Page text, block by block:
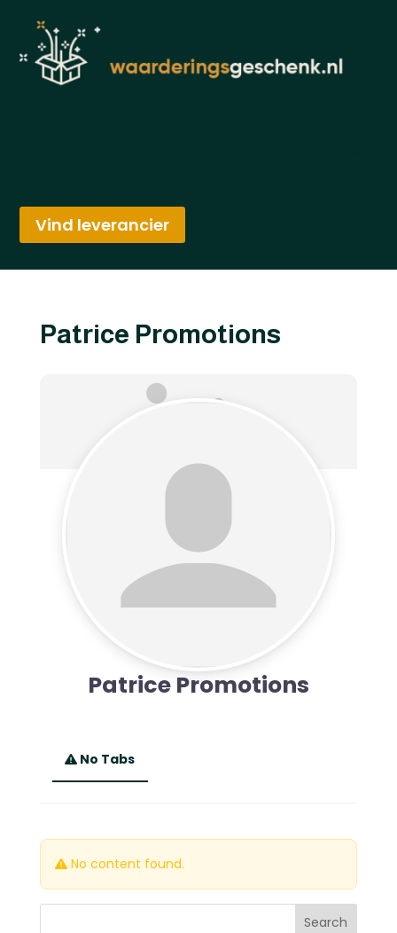
Vind leverancier
Patrice Promotions
Patrice Promotions
No Tabs
No content found.
Search